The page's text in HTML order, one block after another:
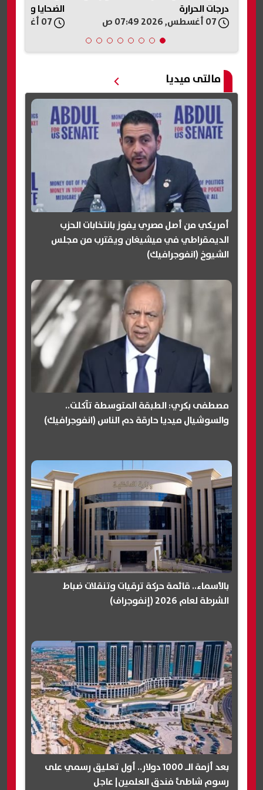
الضحايا والمصابين
المخابز المخالفة
مالتى ميديا
أمريكي من أصل مصري يفوز بانتخابات الحزب
الديمقراطي في ميشيغان ويقترب من مجلس
الشيوخ (انفوجرافيك)
مصطفى بكري: الطبقة المتوسطة تآكلت..
والسوشيال ميديا حارقة دم الناس (انفوجرافيك)
بالأسماء.. قائمة حركة ترقيات وتنقلات ضباط
الشرطة لعام 2026 (إنفوجراف)
بعد أزمة الـ 1000 دولار.. أول تعليق رسمي على
رسوم شاطئ فندق العلمين| عاجل